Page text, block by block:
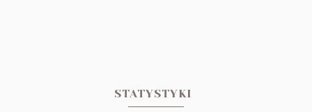
STATYSTYKI